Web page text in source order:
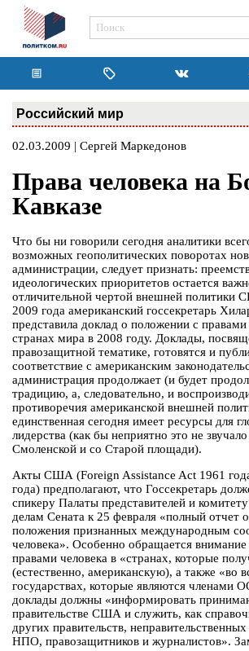
Российский мир
02.03.2009 | Сергей Маркедонов
Права человека на
Кавказе
Что бы ни говорили сегодня аналитики
возможных геополитических поворотах
администрации, следует признать:
идеологических приоритетов остается
отличительной чертой внешней политики
2009 года американский госсекретарь
представила доклад о положении с правами
странах мира в 2008 году. Доклады,
правозащитной тематике, готовятся и
соответствие с американским
администрация продолжает (и будет
традицию, а, следовательно, и
противоречия американской внешней
единственная сегодня имеет ресурсы для
лидерства (как бы неприятно это не
Смоленской и со Старой площади).
Акты США (Foreign Assistance Act 1961
года) предполагают, что Госсекретарь
спикеру Палаты представителей и
делам Сената к 25 февраля «полный отчет
положения признанных международным
человека». Особенно обращается
правами человека в «странах, которые
(естественно, американскую), а также «во
государствах, которые являются членами
доклады должны «информировать
правительстве США и служить, как
других правительств,
НПО, правозащитников и журналистов».